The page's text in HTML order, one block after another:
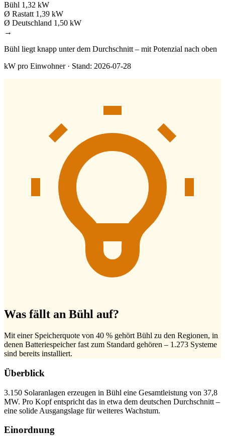
Bühl 1,32 kW
Ø Rastatt 1,39 kW
Ø Deutschland 1,50 kW
→
Bühl liegt knapp unter dem Durchschnitt – mit Potenzial nach oben
kW pro Einwohner · Stand: 2026-07-28
Was fällt an Bühl auf?
Mit einer Speicherquote von 40 % gehört Bühl zu den Regionen, in
denen Batteriespeicher fast zum Standard gehören – 1.273 Systeme
sind bereits installiert.
Überblick
3.150 Solaranlagen erzeugen in Bühl eine Gesamtleistung von 37,8
MW. Pro Kopf entspricht das in etwa dem deutschen Durchschnitt –
eine solide Ausgangslage für weiteres Wachstum.
Einordnung